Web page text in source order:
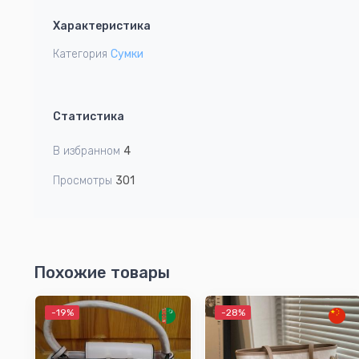
3
Характеристика
Категория Сумки
Статистика
В избранном 4
Просмотры 301
Похожие товары
-19% -28%